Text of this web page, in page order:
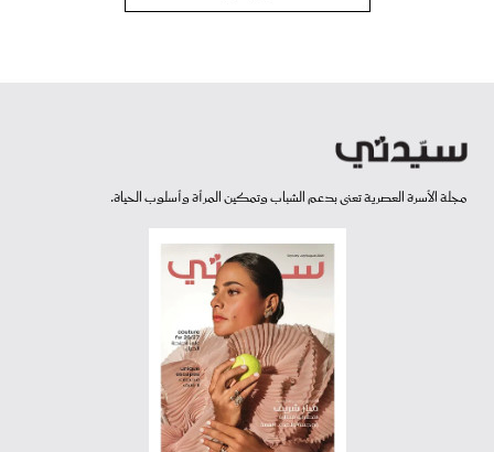
مجلة الأسرة العصرية تعنى بدعم الشباب وتمكين المرأة وأسلوب الحياة.